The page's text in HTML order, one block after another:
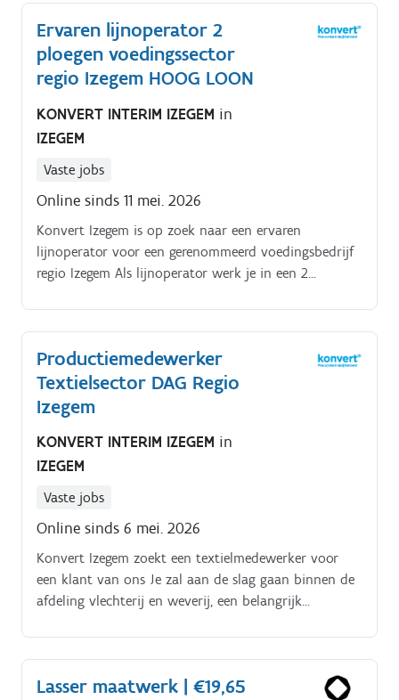
Ervaren lijnoperator 2
ploegen voedingssector
regio Izegem HOOG LOON
KONVERT INTERIM IZEGEM in
IZEGEM
Vaste jobs
Online sinds 11 mei. 2026
Konvert Izegem is op zoek naar een ervaren
lijnoperator voor een gerenommeerd voedingsbedrijf
regio Izegem Als lijnoperator werk je in een 2
optimale werking van één van de
geautomatiseerde productielijnen binnen dit
productieteams In deze rol rapporteer je aan de
Supervisor Productie Wat zijn de belangrijkste
verantwoordelijkheden en uitdagingen:. Je bedient
verschillende machines in en regelt ze bij Je voert
controles uit en registreert deze in een digitaal
rapporteringssysteem Je superviseert en controleert
de bevoorrading van de verpakkingsmaterialen en de
nodige hulpmiddelen Geïnteresseerd? Contacteer ons
dan via 051/315252 of via mail
izegem.interim@konvert.be.
Productiemedewerker
Textielsector DAG Regio
Izegem
KONVERT INTERIM IZEGEM in
IZEGEM
Vaste jobs
Online sinds 6 mei. 2026
Konvert Izegem zoekt een textielmedewerker voor
een klant van ons Je zal aan de slag gaan binnen de
afdeling vlechterij en weverij, een belangrijk
opzetten en afstellen van vlechtmachines en
weefgetouwen. Daarnaast voer je ook
Lasser maatwerk | €19,65